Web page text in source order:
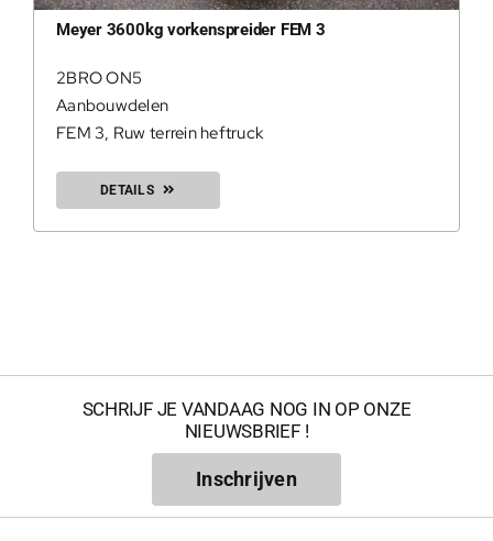
Meyer 3600kg vorkenspreider FEM 3
2BRO ON5
Aanbouwdelen
FEM 3, Ruw terrein heftruck
DETAILS
SCHRIJF JE VANDAAG NOG IN OP ONZE
NIEUWSBRIEF !
Inschrijven
200Kg =